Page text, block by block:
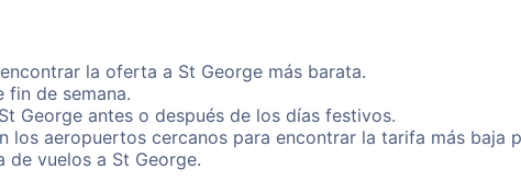
la oferta a St George más barata.
fin de semana.
George antes o después de los días festivos.
los aeropuertos cercanos para encontrar la tarifa más baja
de vuelos a St George.